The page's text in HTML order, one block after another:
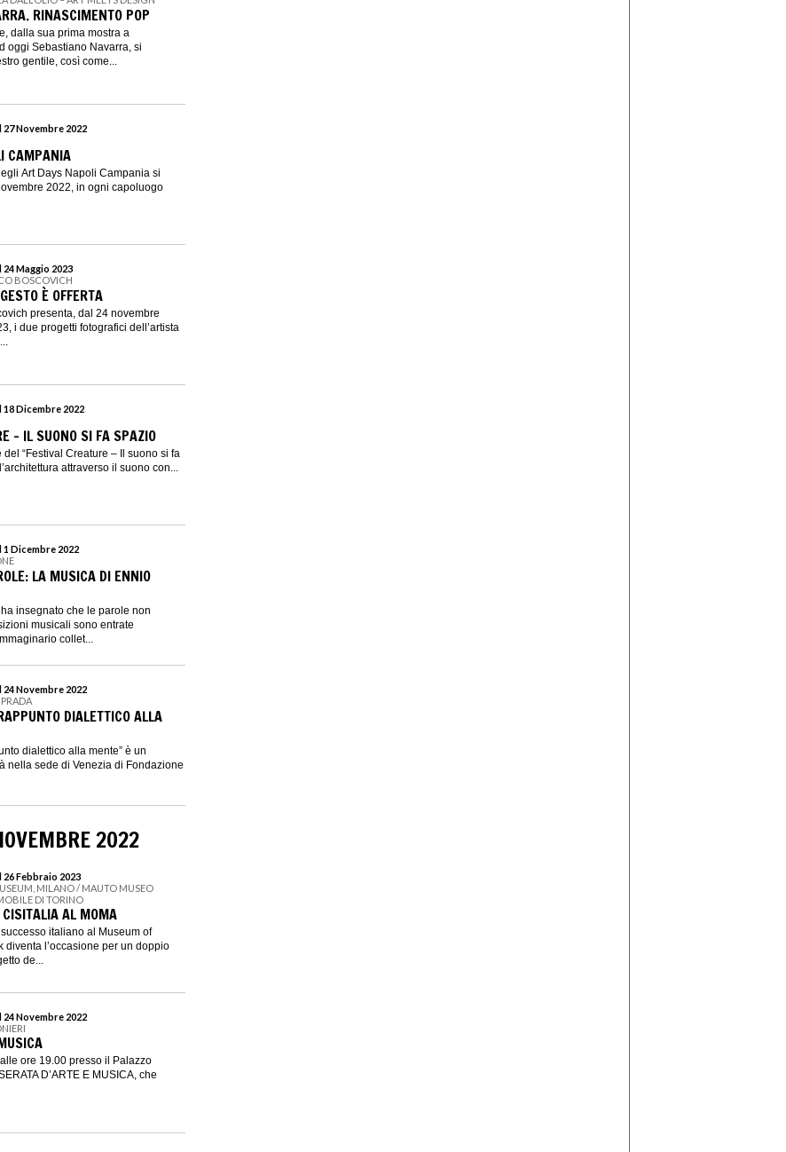
RINASCIMENTO POP
dalla sua prima mostra a
oggi Sebastiano Navarra, si
gentile, così come...
27 Novembre 2022
CAMPANIA
Art Days Napoli Campania si
2022, in ogni capoluogo
24 Maggio 2023
BOSCOVICH
È OFFERTA
presenta, dal 24 novembre
i due progetti fotografici dell’artista
18 Dicembre 2022
- IL SUONO SI FA SPAZIO
“Festival Creature – Il suono si fa
attraverso il suono con...
1 Dicembre 2022
LA MUSICA DI ENNIO
insegnato che le parole non
musicali sono entrate
collet...
24 Novembre 2022
DIALETTICO ALLA
dialettico alla mente” è un
nella sede di Venezia di Fondazione
2022
26 Febbraio 2023
MILANO / MAUTO MUSEO
DI TORINO
AL MOMA
italiano al Museum of
diventa l’occasione per un doppio
de...
24 Novembre 2022
ore 19.00 presso il Palazzo
D’ARTE E MUSICA, che